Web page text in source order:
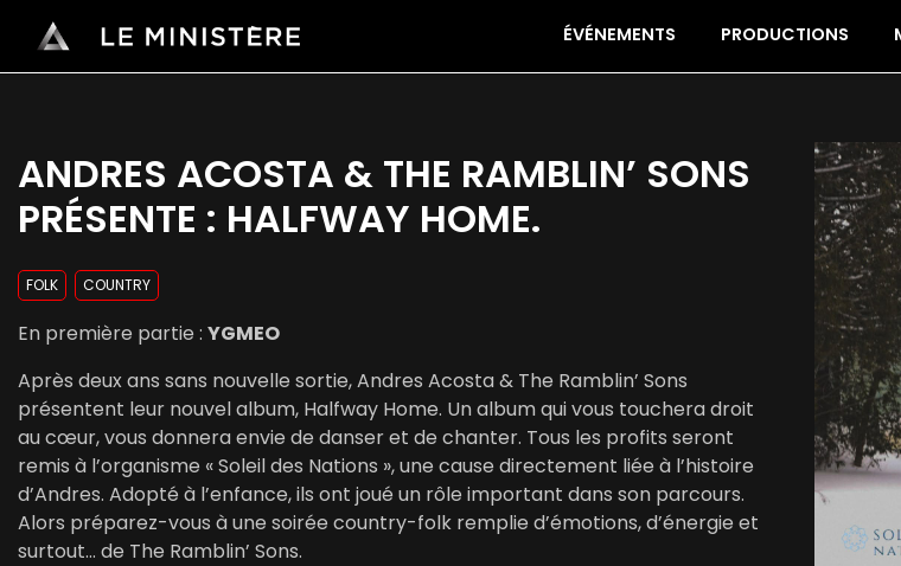
ÉVÉNEMENTS PRODUCTIONS
ANDRES ACOSTA & THE RAMBLIN’ SONS
PRÉSENTE : HALFWAY HOME.
FOLK COUNTRY
En première partie : YGMEO
Après deux ans sans nouvelle sortie, Andres Acosta & The Ramblin’ Sons
présentent leur nouvel album, Halfway Home. Un album qui vous touchera droit
au cœur, vous donnera envie de danser et de chanter. Tous les profits seront
remis à l’organisme « Soleil des Nations », une cause directement liée à l’histoire
d’Andres. Adopté à l’enfance, ils ont joué un rôle important dans son parcours.
Alors préparez-vous à une soirée country-folk remplie d’émotions, d’énergie et
surtout… de The Ramblin’ Sons.